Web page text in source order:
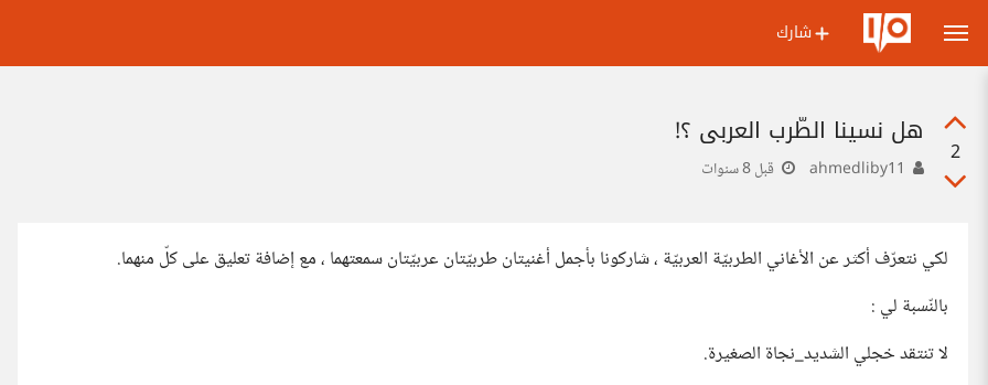
شارك
2
هل نسينا الطّرب العربي ؟!
قبل 8 سنوات
لكي نتعرّف أكثر عن الأغاني الطربيّة العربيّة ، شاركونا بأجمل أغنيتان طربيّتان عربيّتان سمعتهما ، مع إضافة تعليق على كلّ منهما.
بالنّسبة لي :
لا تنتقد خجلي الشديد_نجاة الصغيرة.